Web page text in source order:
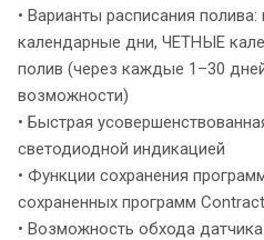
• Варианты расписания
календарные дни, ЧЕТНЫЕ
полив (через каждые 1–30
возможности)
• Быстрая
светодиодной индикацией
• Функции сохранения
сохраненных программ
• Возможность обхода